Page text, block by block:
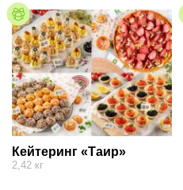
Кейтеринг «Таир»
2,42 кг